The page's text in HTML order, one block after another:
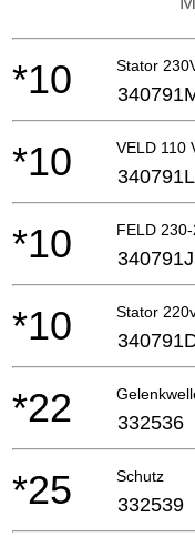
Stator
*10
VELD 110
*10 340791L
FELD
*10 340791J
Stator
*10
*22 332536
Schutz
*25 332539